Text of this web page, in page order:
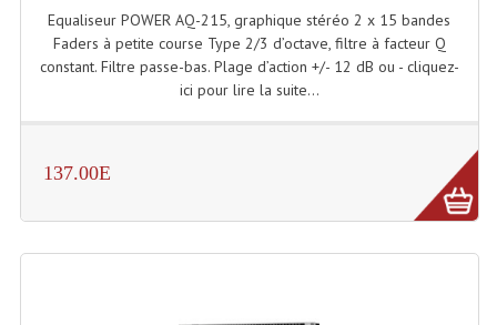
Enceintes Hifi
Enceintes Monitoring
Filtres Passifs
Equaliseur POWER AQ-215, graphique stéréo 2 x 15 bandes
Faders à petite course Type 2/3 d’octave, filtre à facteur Q
constant. Filtre passe-bas. Plage d’action +/- 12 dB ou - cliquez-
ici pour lire la suite...
137.00E